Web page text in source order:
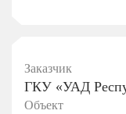
Заказчик
ГКУ «УАД
Объект